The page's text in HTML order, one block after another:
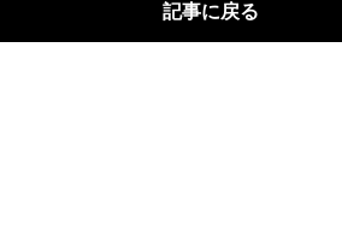
記事に戻る